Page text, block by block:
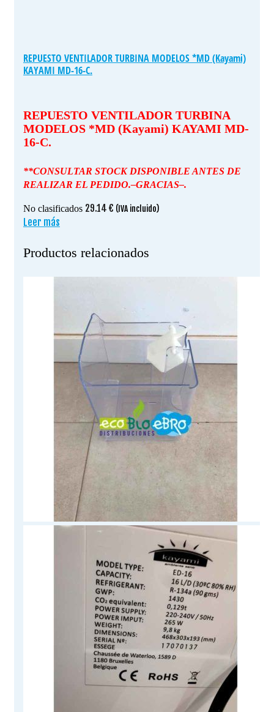
REPUESTO VENTILADOR TURBINA MODELOS *MD (Kayami)
KAYAMI MD-16-C.
REPUESTO VENTILADOR TURBINA
MODELOS *MD (Kayami) KAYAMI MD-
16-C.
**CONSULTAR STOCK DISPONIBLE ANTES DE
REALIZAR EL PEDIDO.–GRACIAS–.
No clasificados 29.14 € (IVA incluido)
Leer más
Productos relacionados